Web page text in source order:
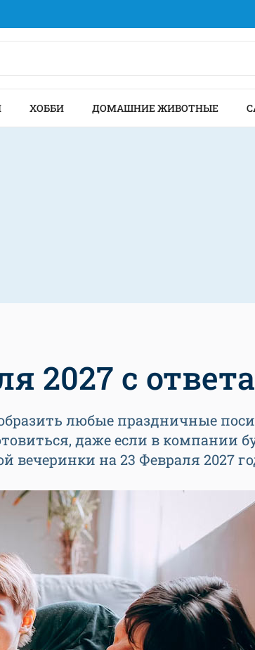
ХОББИ ДОМАШНИЕ ЖИВОТНЫЕ
2027 с
любые праздничные
даже если в компании
вечеринки на 23 Февраля 2027